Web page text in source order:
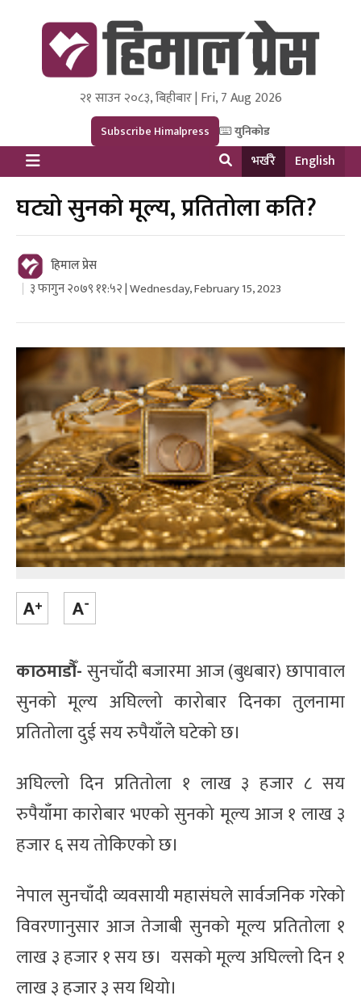
Himal Press
Dot NewsyNepal Media and Research Pvt Ltd.
२१ साउन २०८३, बिहीबार | Fri, 7 Aug 2026
Subscribe Himalpress युनिकोड
भर्खरै English
घट्यो सुनको मूल्य, प्रतितोला कति?
हिमाल प्रेस
३ फागुन २०७९ ११:५२ | Wednesday, February 15, 2023
काठमाडौँ-सुनचाँदी बजारमा आज (बुधबार) छापावाल
सुनको मूल्य अघिल्लो कारोबार दिनका तुलनामा
प्रतितोला दुई सय रुपैयाँले घटेको छ।
अघिल्लो दिन प्रतितोला १ लाख ३ हजार ८ सय
रुपैयाँमा कारोबार भएको सुनको मूल्य आज १ लाख ३
हजार ६ सय तोकिएको छ।
नेपाल सुनचाँदी व्यवसायी महासंघले सार्वजनिक गरेको
विवरणानुसार आज तेजाबी सुनको मूल्य प्रतितोला १
लाख ३ हजार १ सय छ। यसको मूल्य अघिल्लो दिन १
लाख ३ हजार ३ सय थियो।